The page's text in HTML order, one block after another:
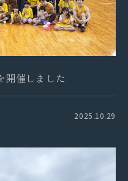
開催しました
2025.10.29